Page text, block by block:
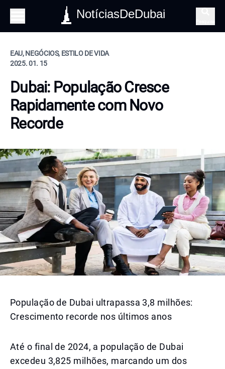
NotíciasDeDubai
EAU, NEGÓCIOS, ESTILO DE VIDA
2025. 01. 15
Dubai: População Cresce
Rapidamente com Novo
Recorde
População de Dubai ultrapassa 3,8 milhões:
Crescimento recorde nos últimos anos
Até o final de 2024, a população de Dubai
excedeu 3,825 milhões, marcando um dos